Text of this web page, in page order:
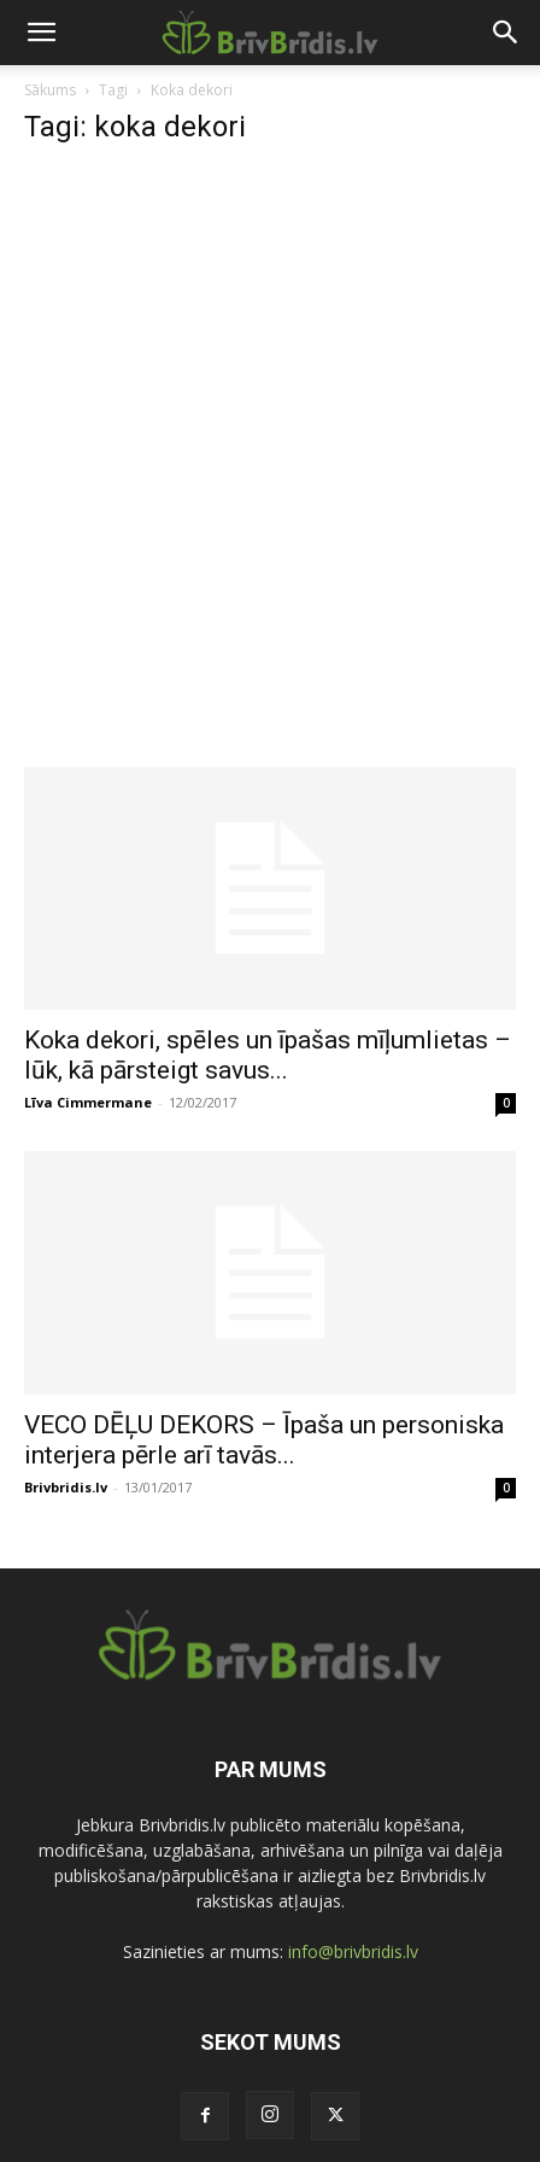
Sākums Tagi Koka dekori
Tagi: koka dekori
Koka dekori, spēles un īpašas mīļumlietas –
lūk, kā pārsteigt savus...
Līva Cimmermane - 12/02/2017 0
VECO DĒĻU DEKORS – Īpaša un personiska
interjera pērle arī tavās...
Brivbridis.lv - 13/01/2017 0
PAR MUMS
Jebkura Brivbridis.lv publicēto materiālu kopēšana,
modificēšana, uzglabāšana, arhivēšana un pilnīga vai daļēja
publiskošana/pārpublicēšana ir aizliegta bez Brivbridis.lv
rakstiskas atļaujas.
Sazinieties ar mums: info@brivbridis.lv
SEKOT MUMS